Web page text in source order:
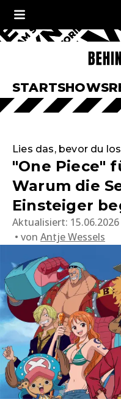
STARTSHOWS
Lies das, bevor du
"One Piece"
Warum die
Einsteiger
Aktualisiert:
von Antje Wessels